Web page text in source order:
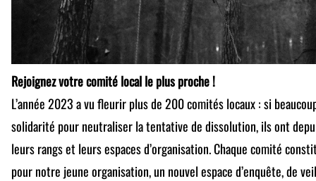
Rejoignez votre comité local le plus proche !
L’année 2023 a vu fleurir plus de 200 comités locaux : si
solidarité pour neutraliser la tentative de dissolution, ils ont
leurs rangs et leurs espaces d’organisation. Chaque comité
pour notre jeune organisation, un nouvel espace d’enquête, de